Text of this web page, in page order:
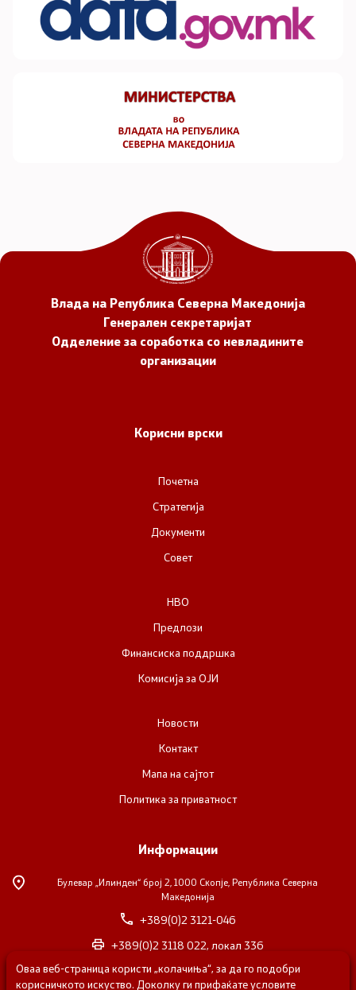
Влада на Република Северна Македонија
Генерален секретаријат
Одделение за соработка со невладините
организации
Корисни врски
Почетна
Стратегија
Документи
Совет
НВО
Предлози
Финансиска поддршка
Комисија за ОЈИ
Новости
Контакт
Мапа на сајтот
Политика за приватност
Информации
Булевар „Илинден“ број 2, 1000 Скопје, Република Северна
Македонија
+389(0)2 3121-046
+389(0)2 3118 022, локал 336
nvosorabotka@gs.gov.mk
Оваа веб-страница користи „колачиња“, за да го подобри
корисничкото искуство. Доколку ги прифаќате условите